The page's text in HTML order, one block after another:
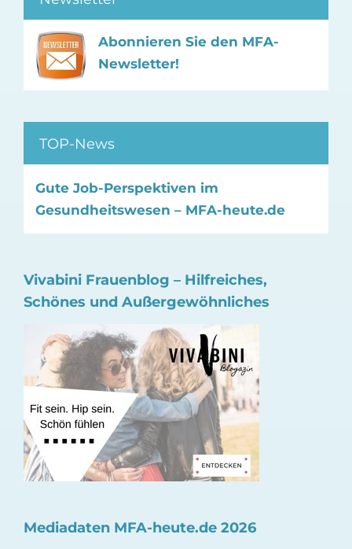
Abonnieren Sie den MFA-
Newsletter!
TOP-News
Gute Job-Perspektiven im
Gesundheitswesen – MFA-heute.de
Vivabini Frauenblog – Hilfreiches,
Schönes und Außergewöhnliches
Mediadaten MFA-heute.de 2026